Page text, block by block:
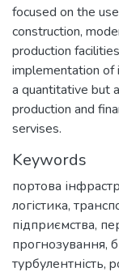
focused on the
construction,
production
implementation of
a quantitative but
production and
servises.
Keywords
портова
логістика,
підприємства,
прогнозування,
турбулентність,